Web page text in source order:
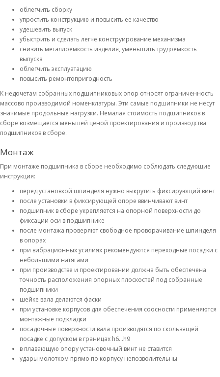
облегчить сборку
упростить конструкцию и повысить ее качество
удешевить выпуск
убыстрить и сделать легче конструирование механизма
снизить металлоемкость изделия, уменьшить трудоемкость
выпуска
облегчить эксплуатацию
повысить ремонтопригодность
К недочетам собранных подшипниковых опор относят ограниченность
массово производимой номенклатуры. Эти самые подшипники не несут
значимые продольные нагрузки. Немалая стоимость подшипников в
сборе возмещается меньшей ценой проектирования и производства
подшипников в сборе.
Монтаж
При монтаже подшипника в сборе необходимо соблюдать следующие
инструкция:
перед установкой шпинделя нужно выкрутить фиксирующий винт
после установки в фиксирующей опоре ввинчивают винт
подшипник в сборе укрепляется на опорной поверхности до
фиксации оси в подшипнике
после монтажа проверяют свободное проворачивание шпинделя
в опорах
при вибрационных усилиях рекомендуются переходные посадки с
небольшими натягами
при производстве и проектировании должна быть обеспечена
точность расположения опорных плоскостей под собранные
подшипники
шейке вала делаются фаски
при установке корпусов для обеспечения соосности применяются
монтажные подкладки
посадочные поверхности вала производятся по скользящей
посадке с допуском в границах h6…h9
в плавающую опору установочный винт не ставится
удары молотком прямо по корпусу непозволительны